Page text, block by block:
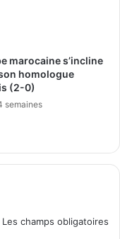
marocaine s’incline
homologue
(2-0)
semaines
Les champs obligatoires